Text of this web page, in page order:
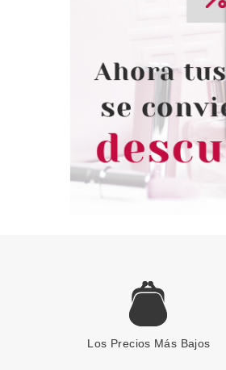
ESSENCE THE NAIL BALM
Pvr 2.49€
1.99€
Los Precios Más Bajos